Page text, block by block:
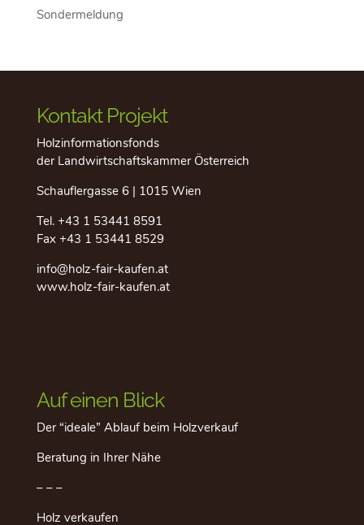
Sondermeldung
Kontakt Projekt
Holzinformationsfonds
der Landwirtschaftskammer Österreich
Schauflergasse 6 | 1015 Wien
Tel. +43 1 53441 8591
Fax +43 1 53441 8529
info@holz-fair-kaufen.at
www.holz-fair-kaufen.at
Auf einen Blick
Der “ideale” Ablauf beim Holzverkauf
Beratung in Ihrer Nähe
– – –
Holz verkaufen